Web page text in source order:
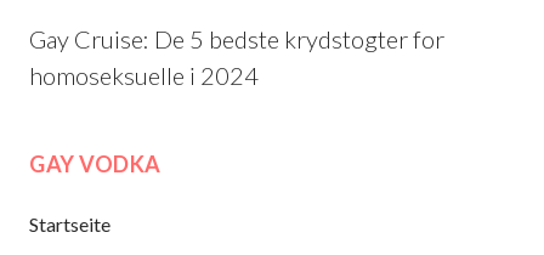
Gay Cruise: De 5 bedste krydstogter for
homoseksuelle i 2024
GAY VODKA
Startseite